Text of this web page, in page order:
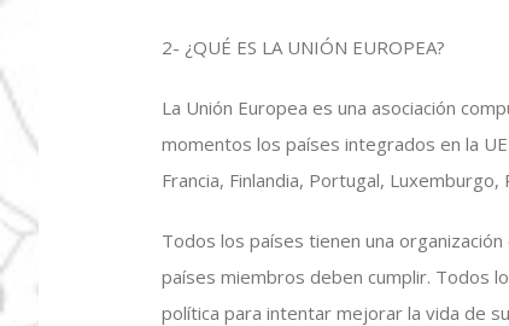
2- ¿QUÉ ES LA UNIÓN EUROPEA?
La Unión Europea es una asociación
momentos los países integrados en la
Francia, Finlandia, Portugal,
Todos los países tienen una
países miembros deben cumplir. Todos
política para intentar mejorar la vida de